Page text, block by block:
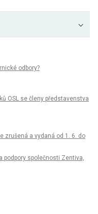
odbory?
OSL se členy představenstva
zrušená a vydaná od 1. 6. do
společnosti Zentiva,